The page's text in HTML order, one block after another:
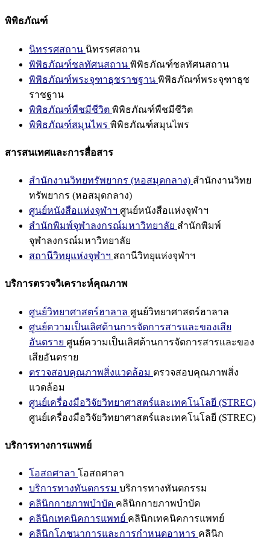
พิพิธภัณฑ์
นิทรรศสถาน นิทรรศสถาน
พิพิธภัณฑ์ชลทัศนสถาน พิพิธภัณฑ์ชลทัศนสถาน
พิพิธภัณฑ์พระจุฑาธุชราชฐาน พิพิธภัณฑ์พระจุฑาธุช
ราชฐาน
พิพิธภัณฑ์พืชมีชีวิต พิพิธภัณฑ์พืชมีชีวิต
พิพิธภัณฑ์สมุนไพร พิพิธภัณฑ์สมุนไพร
สารสนเทศและการสื่อสาร
สำนักงานวิทยทรัพยากร (หอสมุดกลาง) สำนักงานวิทย
ทรัพยากร (หอสมุดกลาง)
ศูนย์หนังสือแห่งจุฬาฯ ศูนย์หนังสือแห่งจุฬาฯ
สำนักพิมพ์จุฬาลงกรณ์มหาวิทยาลัย สำนักพิมพ์
จุฬาลงกรณ์มหาวิทยาลัย
สถานีวิทยุแห่งจุฬาฯ สถานีวิทยุแห่งจุฬาฯ
บริการตรวจวิเคราะห์คุณภาพ
ศูนย์วิทยาศาสตร์ฮาลาล ศูนย์วิทยาศาสตร์ฮาลาล
ศูนย์ความเป็นเลิศด้านการจัดการสารและของเสีย
อันตราย ศูนย์ความเป็นเลิศด้านการจัดการสารและของ
เสียอันตราย
ตรวจสอบคุณภาพสิ่งแวดล้อม ตรวจสอบคุณภาพสิ่ง
แวดล้อม
ศูนย์เครื่องมือวิจัยวิทยาศาสตร์และเทคโนโลยี (STREC)
ศูนย์เครื่องมือวิจัยวิทยาศาสตร์และเทคโนโลยี (STREC)
บริการทางการแพทย์
โอสถศาลา โอสถศาลา
บริการทางทันตกรรม บริการทางทันตกรรม
คลินิกกายภาพบำบัด คลินิกกายภาพบำบัด
คลินิกเทคนิคการแพทย์ คลินิกเทคนิคการแพทย์
คลินิกโภชนาการและการกำหนดอาหาร คลินิก